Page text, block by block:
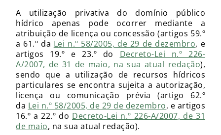
A utilização privativa do domínio público
hídrico apenas pode ocorrer mediante a
atribuição de licença ou concessão (artigos 59.º
a 61.º da Lei n.º 58/2005, de 29 de dezembro, e
artigos 19.º e 23.º do Decreto-Lei n.º 226-
A/2007, de 31 de maio, na sua atual redação),
sendo que a utilização de recursos hídricos
particulares se encontra sujeita a autorização,
licença ou comunicação prévia (artigo 62.º
da Lei n.º 58/2005, de 29 de dezembro, e artigos
16.º a 22.º do Decreto-Lei n.º 226-A/2007, de 31
de maio, na sua atual redação).